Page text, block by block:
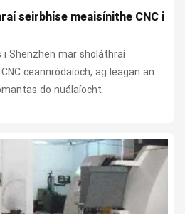
seirbhíse meaisínithe CNC i
Shenzhen mar sholáthraí
ceannródaíoch, ag leagan an
do nuálaíocht